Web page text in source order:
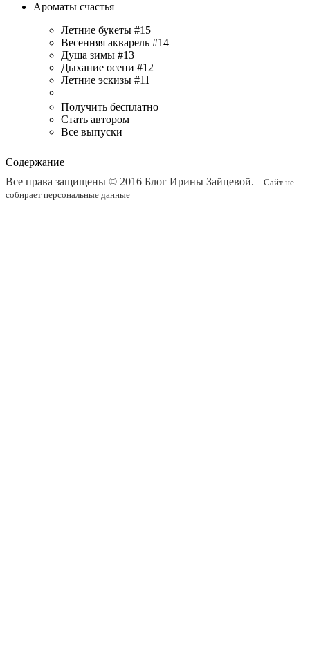
Ароматы счастья
Летние букеты #15
Весенняя акварель #14
Душа зимы #13
Дыхание осени #12
Летние эскизы #11
Получить бесплатно
Стать автором
Все выпуски
Содержание
Все права защищены © 2016 Блог Ирины Зайцевой.
Сайт не
собирает персональные данные